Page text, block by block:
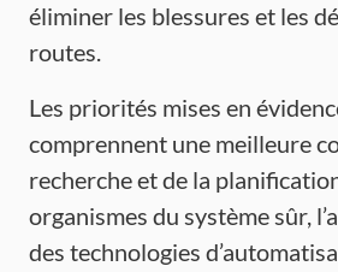
éliminer les blessures et les
routes.
Les priorités mises en
comprennent une meilleure
recherche et de la
organismes du système sûr,
des technologies